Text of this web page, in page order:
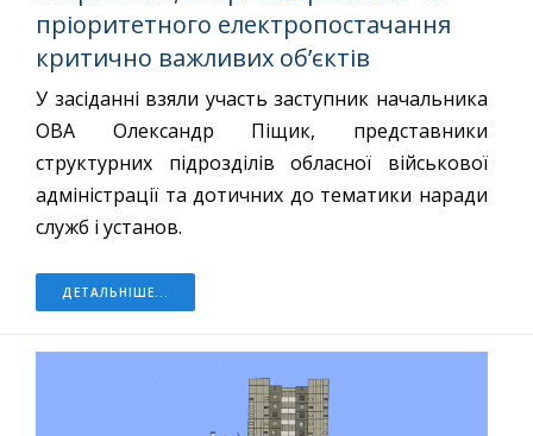
пріоритетного електропостачання
критично важливих об’єктів
У засіданні взяли участь заступник начальника
ОВА Олександр Піщик, представники
структурних підрозділів обласної військової
адміністрації та дотичних до тематики наради
служб і установ.
ДЕТАЛЬНІШЕ...